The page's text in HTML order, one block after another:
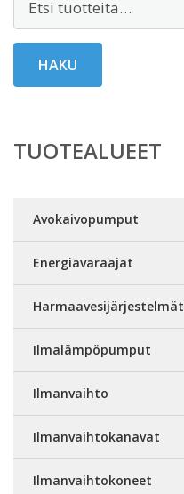
HAKU
TUOTEALUEET
Avokaivopumput
Energiavaraajat
Harmaavesijärjestelmät
Ilmalämpöpumput
Ilmanvaihto
Ilmanvaihtokanavat
Ilmanvaihtokoneet